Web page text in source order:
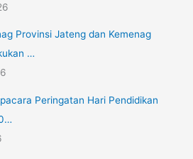
Provinsi Jateng dan Kemenag
…
Peringatan Hari Pendidikan